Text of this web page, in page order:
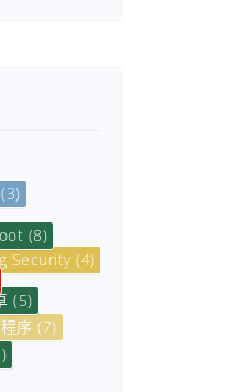
(8)
Security(4)
(5)
序(7)
序